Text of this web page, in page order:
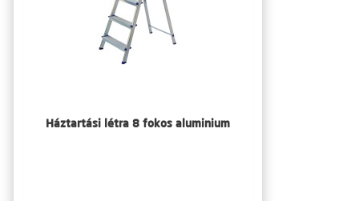
Háztartási létra 8 fokos aluminium